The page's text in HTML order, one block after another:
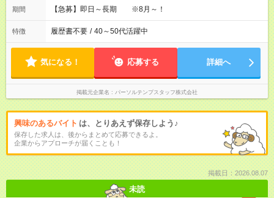
期間 【急募】即日～長期 ※8月～！
特徴 履歴書不要 / 40～50代活躍中
気になる！ 応募する 詳細へ
掲載元企業名 パーソルテンプスタッフ株式会社
興味のあるバイト は、とりあえず保存しよう♪
保存した求人は、後からまとめて応募できるよ。
企業からアプローチが届くことも！
掲載日：2026.08.07
未読